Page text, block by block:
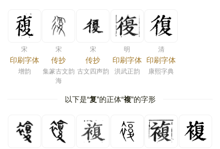
宋
印刷字体
增韵
宋
传抄
集篆古文韵
海
宋
传抄
古文四声韵
明
印刷字体
洪武正韵
清
印刷字体
康熙字典
以下是“复”的正体“複”的字形